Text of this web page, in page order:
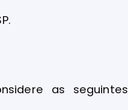
as seguintes